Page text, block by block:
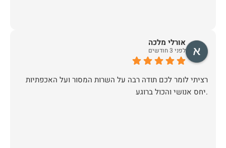
אורלי מלכה
לפני 3 חודשים
רציתי לומר לכם תודה רבה על השרות המסור ועל האכפתיות
.יחס אנושי והכול ברוגע